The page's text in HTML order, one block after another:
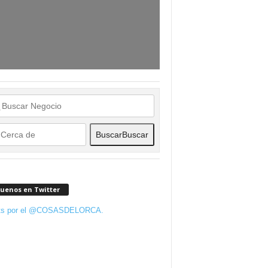
BuscarBuscar
en Twitter
por el @COSASDELORCA.